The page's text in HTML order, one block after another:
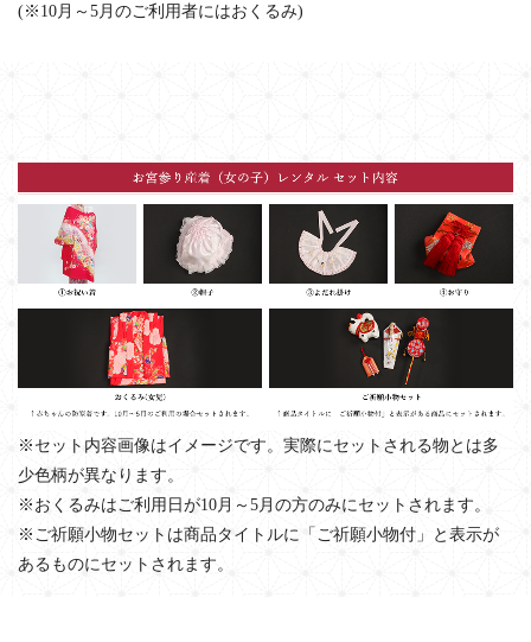
(※10月～5月のご利用者にはおくるみ)
※セット内容画像はイメージです。実際にセットされる物とは多
少色柄が異なります。
※おくるみはご利用日が10月～5月の方のみにセットされます。
※ご祈願小物セットは商品タイトルに「ご祈願小物付」と表示が
あるものにセットされます。